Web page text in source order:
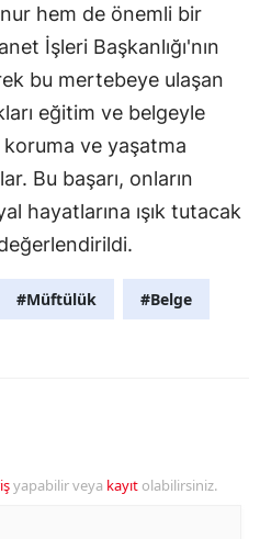
hem de önemli bir
İşleri Başkanlığı'nın
bu mertebeye ulaşan
eğitim ve belgeyle
ve yaşatma
Bu başarı, onların
hayatlarına ışık tutacak
#Müftülük #Belge
yapabilir veya kayıt olabilirsiniz.